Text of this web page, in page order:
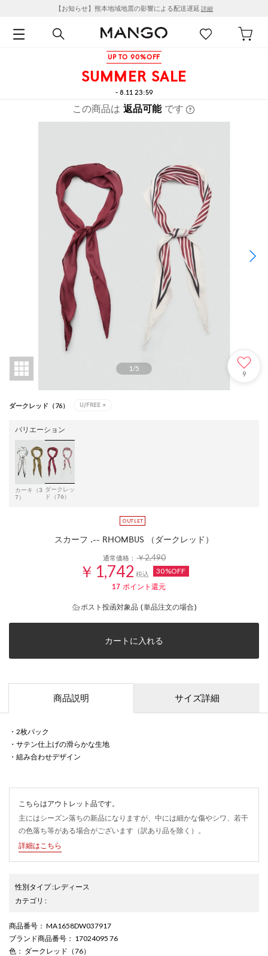
【お知らせ】熊本地域地震の影響による配送遅延 詳細
UP TO 90%OFF
SUMMER SALE
- 8.11 23:59
この商品は 返品可能 です
1/5
9
ダークレッド（76） U/FREE ×
バリエーション
カーキ（3
7）
ダークレッ
ド（76）
スカーフ .-- RHOMBUS （ダークレッド）
通常価格：￥2,490
￥1,742 税込 30%OFF
17ポイント還元
ポスト投函対象品 (単品注文の場合)
カートに入れる
商品説明 サイズ詳細
・2枚パック
・サテン仕上げの滑らかな生地
・組み合わせデザイン
こちらはアウトレット品です。
主にはシーズン落ちの新品になりますが、中には細かな傷やシワ、若干
の色落ち等がある場合がございます（訳あり品を除く）。
詳細はこちら
性別タイプ:レディース
カテゴリ :
商品番号 ： MA1658DW037917
ブランド商品番号 ： 17024095 76
色 ： ダークレッド（76）